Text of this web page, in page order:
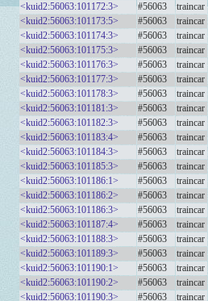
<kuid2:56063:101172:3>
#56063 traincar
<kuid2:56063:101173:5>
#56063 traincar
<kuid2:56063:101174:3>
#56063 traincar
<kuid2:56063:101175:3>
#56063 traincar
<kuid2:56063:101176:3>
#56063 traincar
<kuid2:56063:101177:3>
#56063 traincar
<kuid2:56063:101178:3>
#56063 traincar
<kuid2:56063:101181:3>
#56063 traincar
<kuid2:56063:101182:3>
#56063 traincar
<kuid2:56063:101183:4>
#56063 traincar
<kuid2:56063:101184:3>
#56063 traincar
<kuid2:56063:101185:3>
#56063 traincar
<kuid2:56063:101186:1>
#56063 traincar
<kuid2:56063:101186:2>
#56063 traincar
<kuid2:56063:101186:3>
#56063 traincar
<kuid2:56063:101187:4>
#56063 traincar
<kuid2:56063:101188:3>
#56063 traincar
<kuid2:56063:101189:3>
#56063 traincar
<kuid2:56063:101190:1>
#56063 traincar
<kuid2:56063:101190:2>
#56063 traincar
<kuid2:56063:101190:3>
#56063 traincar